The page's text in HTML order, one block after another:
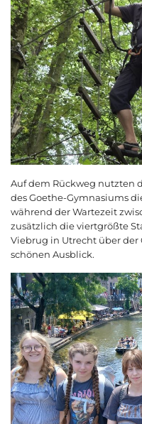
Auf dem Rückweg nutzten
des Goethe-Gymnasiums
während der Wartezeit
zusätzlich die viertgrößte
Viebrug in Utrecht über
schönen Ausblick.